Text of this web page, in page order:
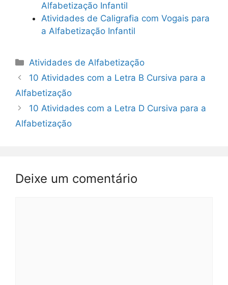
Alfabetização Infantil
Atividades de Caligrafia com Vogais para
a Alfabetização Infantil
Categorias
Atividades de Alfabetização
10 Atividades com a Letra B Cursiva para a
Alfabetização
10 Atividades com a Letra D Cursiva para a
Alfabetização
Deixe um comentário